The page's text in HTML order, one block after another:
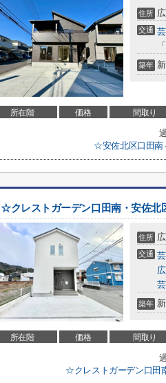
住所
交通
築年
所在階 価格 間取り
☆安佐北区口田
☆クレストガーデン口田南・安佐北
住所
交通
築年
所在階 価格 間取り
☆クレストガーデン口田